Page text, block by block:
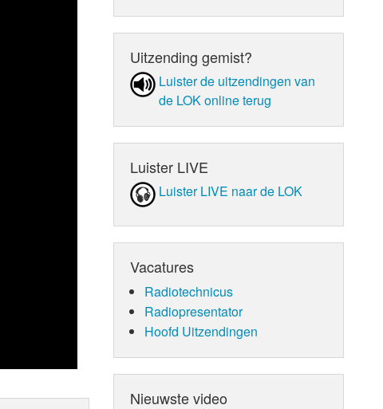
Uitzending gemist?
Luister de uit­zen­din­gen van
de LOK online terug
Luister LIVE
Luister LIVE naar de LOK
Vacatures
Radiotechnicus
Radiopresentator
Hoofd Uitzendingen
Nieuwste video